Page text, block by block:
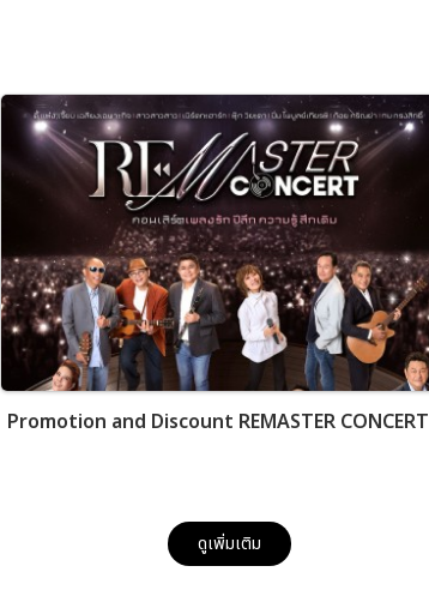
Promotion and Discount REMASTER CONCERT
ดูเพิ่มเติม